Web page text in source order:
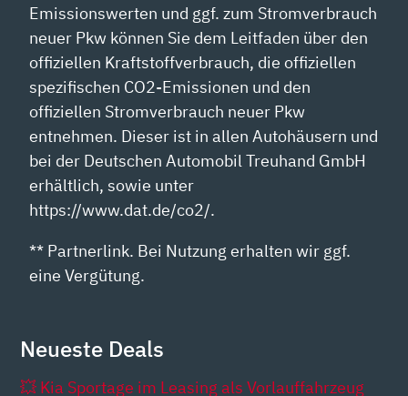
Emissionswerten und ggf. zum Stromverbrauch
neuer Pkw können Sie dem Leitfaden über den
offiziellen Kraftstoffverbrauch, die offiziellen
spezifischen CO2-Emissionen und den
offiziellen Stromverbrauch neuer Pkw
entnehmen. Dieser ist in allen Autohäusern und
bei der Deutschen Automobil Treuhand GmbH
erhältlich, sowie unter
https://www.dat.de/co2/.
** Partnerlink. Bei Nutzung erhalten wir ggf.
eine Vergütung.
Neueste Deals
💥 Kia Sportage im Leasing als Vorlauffahrzeug